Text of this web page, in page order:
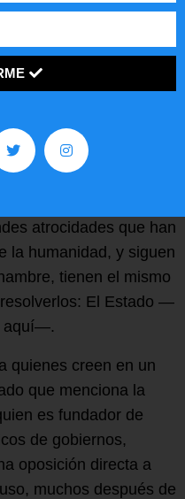
sí constituye un
mismos.
Estado
bíblico o
que “el hombre
suyo”
atrocidades que han
la humanidad, y siguen
tienen el mismo
El Estado —
aquí—.
quienes creen en un
que menciona la
es fundador de
de gobiernos,
oposición directa a
muchos después de